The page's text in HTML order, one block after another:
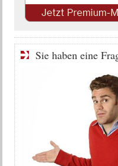
Sie haben eine